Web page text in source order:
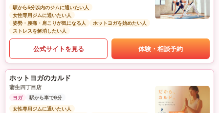
駅から5分以内のジムに通いたい人
女性専用ジムに通いたい人
姿勢・腰痛・肩こりが気になる人
ホットヨガを始めたい人
ストレスを解消したい人
公式サイトを見る 体験・相談予約
ホットヨガのカルド
蒲生四丁目店
ヨガ
駅から車で9分
女性専用ジムに通いたい人